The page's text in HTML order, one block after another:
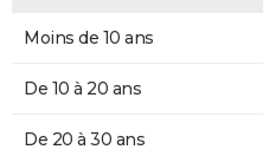
Moins de 10 ans
De 10 à 20 ans
De 20 à 30 ans